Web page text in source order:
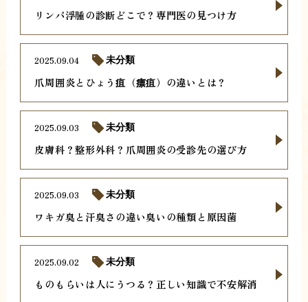
リンパ浮腫の診断どこで？専門医の見つけ方
爪周囲炎とひょう疽（瘭疽）の違いとは？
2025.09.04 未分類
皮膚科？整形外科？爪周囲炎の受診先の選び方
2025.09.03 未分類
ワキガ臭と汗臭さの違い臭いの種類と原因菌
2025.09.03 未分類
ものもらいは人にうつる？正しい知識で不安解消
2025.09.02 未分類